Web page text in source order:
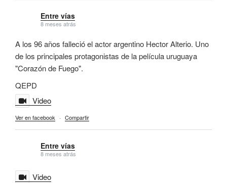
Entre vías
8 meses atrás
A los 96 años falleció el actor argentino Hector Alterio. Uno
de los principales protagonistas de la película uruguaya
"Corazón de Fuego".
QEPD
Video
Ver en facebook · Compartir
Entre vías
8 meses atrás
Video